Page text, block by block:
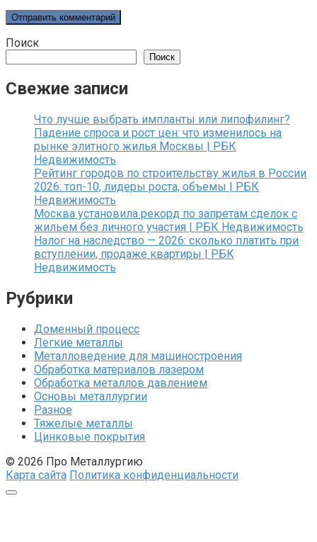
Поиск
Поиск
Свежие записи
Что лучше выбрать импланты или липофилинг?
Падение спроса и рост цен: что изменилось на
рынке элитного жилья Москвы | РБК
Недвижимость
Рейтинг городов по строительству жилья в России
2026: топ-10, лидеры роста, объемы | РБК
Недвижимость
Москва установила рекорд по запретам сделок с
жильем без личного участия | РБК Недвижимость
Налог на наследство — 2026: сколько платить при
вступлении, продаже квартиры | РБК
Недвижимость
Рубрики
Доменный процесс
Легкие металлы
Металловедение для машиностроения
Обработка материалов лазером
Обработка металлов давлением
Основы металлургии
Разное
Тяжелые металлы
Цинковые покрытия
© 2026 Про Металлургию
Карта сайта Политика конфиденциальности